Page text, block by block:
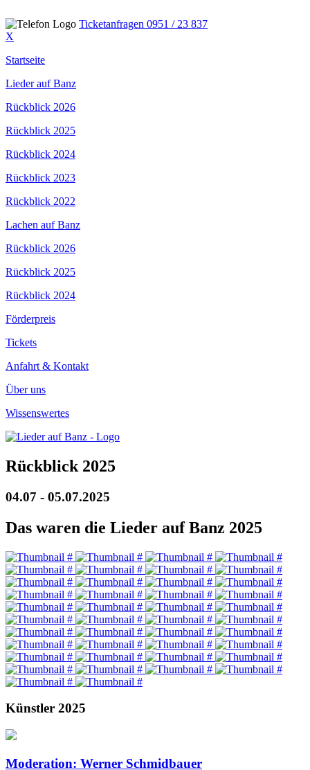
Ticketanfragen 0951 / 23 837
X
Startseite
Lieder auf Banz
Rückblick 2026
Rückblick 2025
Rückblick 2024
Rückblick 2023
Rückblick 2022
Lachen auf Banz
Rückblick 2026
Rückblick 2025
Rückblick 2024
Förderpreis
Tickets
Anfahrt & Kontakt
Über uns
Wissenswertes
Rückblick 2025
04.07 - 05.07.2025
Das waren die Lieder auf Banz 2025
Künstler 2025
Moderation: Werner Schmidbauer